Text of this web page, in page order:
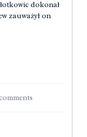
dokonał
zauważył on